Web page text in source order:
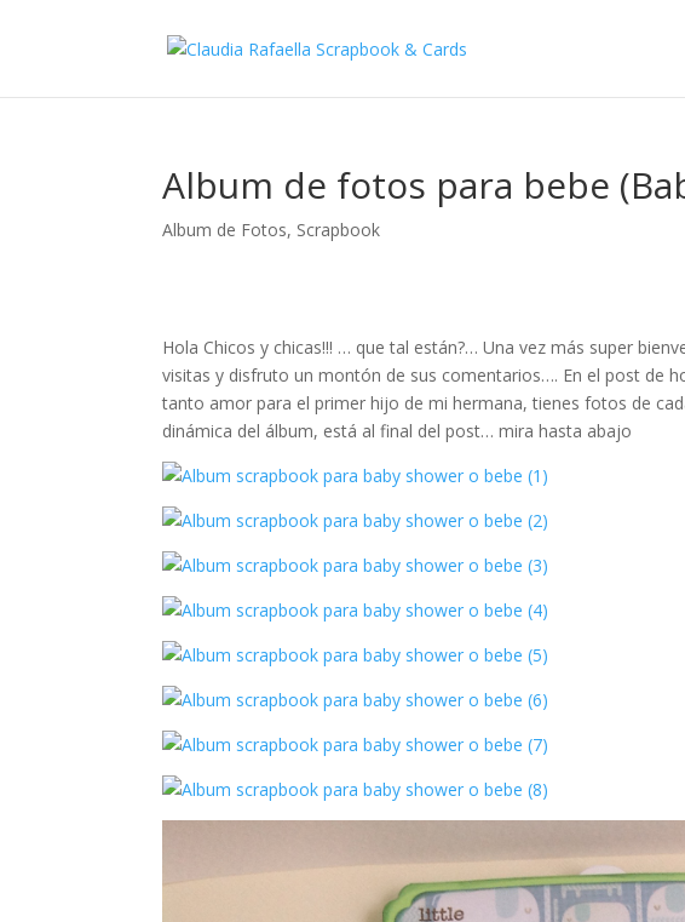
Album de fotos para bebe
Album de Fotos, Scrapbook
Hola Chicos y chicas!!! … que tal están?… Una vez más super
visitas y disfruto un montón de sus comentarios…. En el post de
tanto amor para el primer hijo de mi hermana, tienes fotos de
dinámica del álbum, está al final del post… mira hasta abajo